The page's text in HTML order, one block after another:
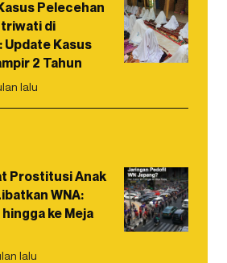
Pelecehan
di
Kasus
2 Tahun
lalu
Prostitusi Anak
WNA:
ke Meja
lalu